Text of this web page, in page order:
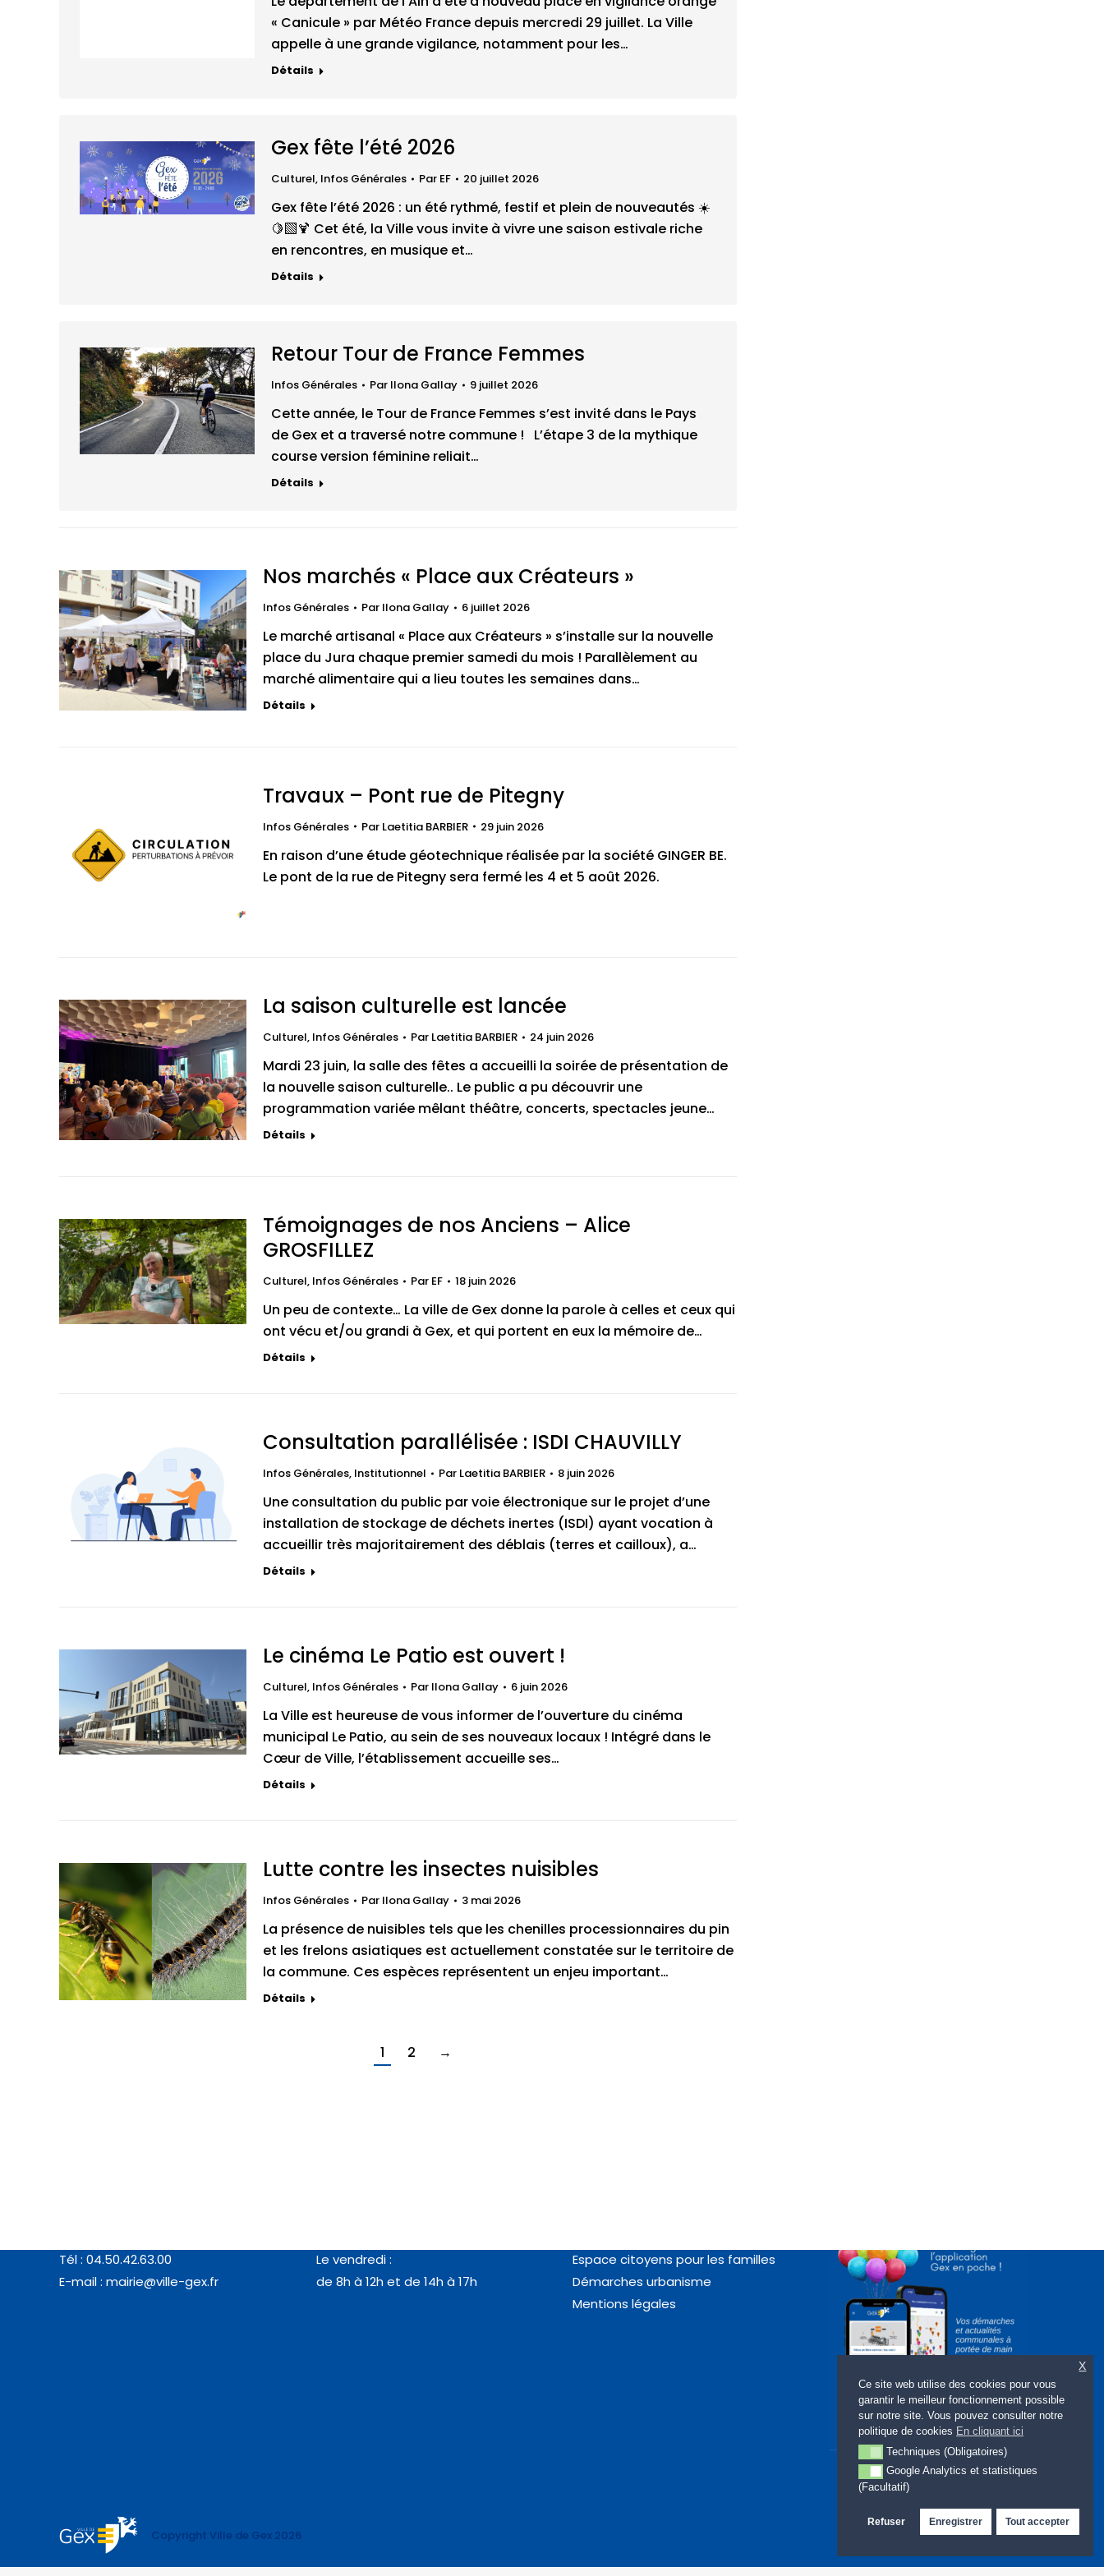
« Canicule » par Météo France depuis mercredi 29 juillet. La Ville
appelle à une grande vigilance, notamment pour les…
Détails
Gex fête l’été 2026
Culturel, Infos Générales Par EF 20 juillet 2026
Gex fête l’été 2026 : un été rythmé, festif et plein de nouveautés ☀️
🍋‍🟩​🍹 Cet été, la Ville vous invite à vivre une saison estivale riche
en rencontres, en musique et…
Détails
Retour Tour de France Femmes
Infos Générales Par Ilona Gallay 9 juillet 2026
Cette année, le Tour de France Femmes s’est invité dans le Pays
de Gex et a traversé notre commune ! L’étape 3 de la mythique
course version féminine reliait…
Détails
Nos marchés « Place aux Créateurs »
Infos Générales Par Ilona Gallay 6 juillet 2026
Le marché artisanal « Place aux Créateurs » s’installe sur la nouvelle
place du Jura chaque premier samedi du mois ! Parallèlement au
marché alimentaire qui a lieu toutes les semaines dans…
Détails
Travaux – Pont rue de Pitegny
Infos Générales Par Laetitia BARBIER 29 juin 2026
En raison d’une étude géotechnique réalisée par la société GINGER BE.
Le pont de la rue de Pitegny sera fermé les 4 et 5 août 2026.
La saison culturelle est lancée
Culturel, Infos Générales Par Laetitia BARBIER 24 juin 2026
Mardi 23 juin, la salle des fêtes a accueilli la soirée de présentation de
la nouvelle saison culturelle.. Le public a pu découvrir une
programmation variée mêlant théâtre, concerts, spectacles jeune…
Détails
Témoignages de nos Anciens – Alice
GROSFILLEZ
Culturel, Infos Générales Par EF 18 juin 2026
Un peu de contexte… La ville de Gex donne la parole à celles et ceux qui
ont vécu et/ou grandi à Gex, et qui portent en eux la mémoire de…
Détails
Consultation parallélisée : ISDI CHAUVILLY
Infos Générales, Institutionnel Par Laetitia BARBIER 8 juin 2026
Une consultation du public par voie électronique sur le projet d’une
installation de stockage de déchets inertes (ISDI) ayant vocation à
accueillir très majoritairement des déblais (terres et cailloux), a…
Détails
Le cinéma Le Patio est ouvert !
Culturel, Infos Générales Par Ilona Gallay 6 juin 2026
La Ville est heureuse de vous informer de l’ouverture du cinéma
municipal Le Patio, au sein de ses nouveaux locaux ! Intégré dans le
Cœur de Ville, l’établissement accueille ses…
Détails
Lutte contre les insectes nuisibles
Infos Générales Par Ilona Gallay 3 mai 2026
La présence de nuisibles tels que les chenilles processionnaires du pin
et les frelons asiatiques est actuellement constatée sur le territoire de
la commune. Ces espèces représentent un enjeu important…
Détails
1 2 →
Tél : 04.50.42.63.00
E-mail : mairie@ville-gex.fr
Le vendredi :
de 8h à 12h et de 14h à 17h
Espace citoyens pour les familles
Démarches urbanisme
Mentions légales
Copyright Ville de Gex 2026 Site web : LMBDELTA.COM
Ce site web utilise des cookies pour vous
garantir le meilleur fonctionnement possible
sur notre site. Vous pouvez consulter notre
politique de cookies En cliquant ici
Techniques (Obligatoires)
Techniques (Obligatoires)
Google Analytics et statistiques (Facultatif)
Google Analytics et statistiques
(Facultatif)
Refuser Enregistrer Tout accepter
X